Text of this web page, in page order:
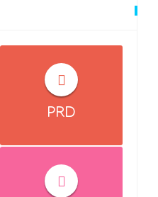
PRD